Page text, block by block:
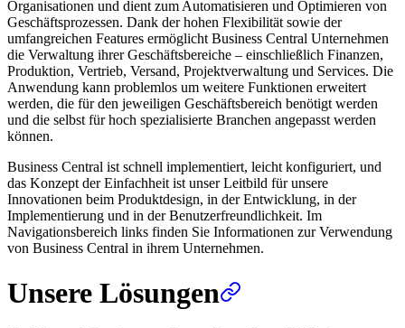
Organisationen und dient zum Automatisieren und Optimieren von
Geschäftsprozessen. Dank der hohen Flexibilität sowie der
umfangreichen Features ermöglicht Business Central Unternehmen
die Verwaltung ihrer Geschäftsbereiche – einschließlich Finanzen,
Produktion, Vertrieb, Versand, Projektverwaltung und Services. Die
Anwendung kann problemlos um weitere Funktionen erweitert
werden, die für den jeweiligen Geschäftsbereich benötigt werden
und die selbst für hoch spezialisierte Branchen angepasst werden
können.
Business Central ist schnell implementiert, leicht konfiguriert, und
das Konzept der Einfachheit ist unser Leitbild für unsere
Innovationen beim Produktdesign, in der Entwicklung, in der
Implementierung und in der Benutzerfreundlichkeit. Im
Navigationsbereich links finden Sie Informationen zur Verwendung
von Business Central in ihrem Unternehmen.
Unsere Lösungen